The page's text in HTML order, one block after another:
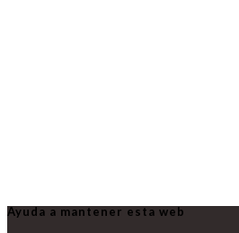
Ayuda a mantener esta web